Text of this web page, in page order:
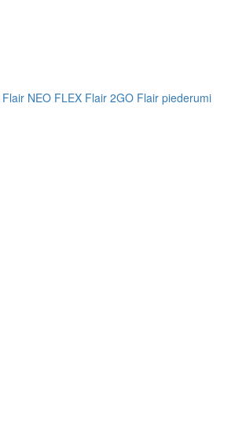
Flair NEO FLEX Flair 2GO Flair piederumi